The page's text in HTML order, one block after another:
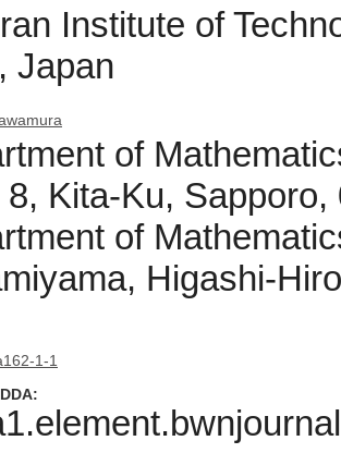
Institute of
Japan
of
8, Kita-Ku,
of
Higashi-
1-1